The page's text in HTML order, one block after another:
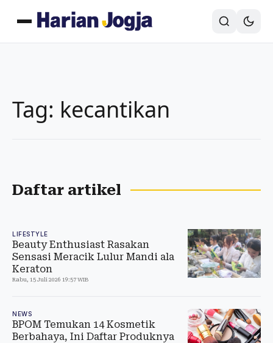
Tag: kecantikan
Daftar artikel
LIFESTYLE
Beauty Enthusiast Rasakan
Sensasi Meracik Lulur Mandi ala
Keraton
Rabu, 15 Juli 2026 19:57 WIB
NEWS
BPOM Temukan 14 Kosmetik
Berbahaya, Ini Daftar Produknya